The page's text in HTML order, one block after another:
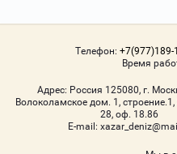
Телефон: +7(977)189-
Время
Адрес: Россия 125080, г.
Волоколамское дом. 1,
28, оф. 18.86
Е-mail: